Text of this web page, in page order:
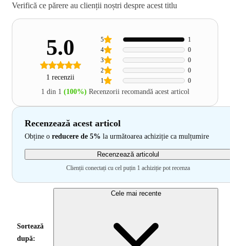
Verifică ce părere au clienții noștri despre acest titlu
5.0
1 recenzii 1 0
2 0
3 0
4 0
5 1
1 din 1 (100%) Recenzorii recomandă acest articol
Recenzează acest articol
Obține o reducere de 5% la următoarea achiziție ca mulțumire
Recenzează articolul
Clienții conectați cu cel puțin 1 achiziție pot recenza
Sortează
după:
Cele mai recente